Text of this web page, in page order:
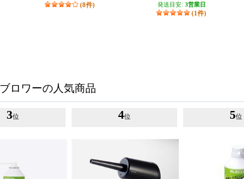
(8件)
発送目安: 3営業日
(1件)
ロワーの人気商品
3位 4位 5位